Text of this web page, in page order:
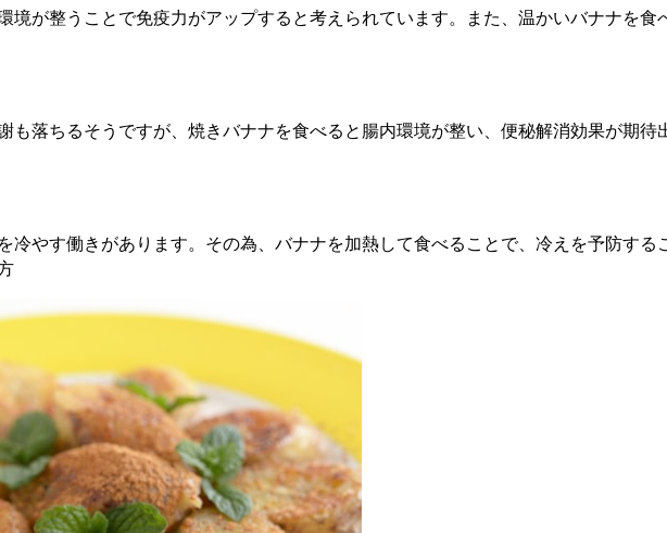
境が整うことで免疫力がアップすると考えられています。また、温かいバナナを
も落ちるそうですが、焼きバナナを食べると腸内環境が整い、便秘解消効果が期待
冷やす働きがあります。その為、バナナを加熱して食べることで、冷えを予防する